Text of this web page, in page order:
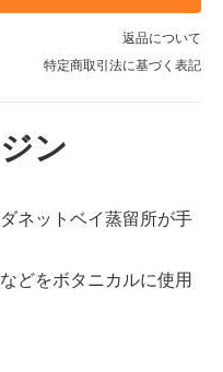
返品について
特定商取引法に基づく表記
ン
ネットベイ蒸留所が手
どをボタニカルに使用